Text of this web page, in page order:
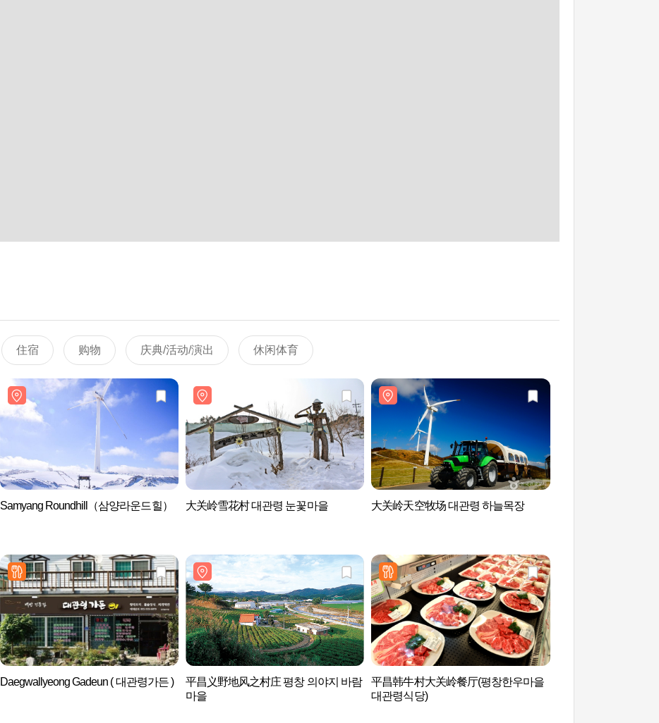
住宿 购物 庆典/活动/演出 休闲体育
Samyang Roundhill（삼양라운드힐） 大关岭雪花村 대관령 눈꽃마을 大关岭天空牧场 대관령 하늘목장
Daegwallyeong Gadeun ( 대관령가든 )
平昌义野地风之村庄 평창 의야지 바람
마을
平昌韩牛村大关岭餐厅(평창한우마을
대관령식당)